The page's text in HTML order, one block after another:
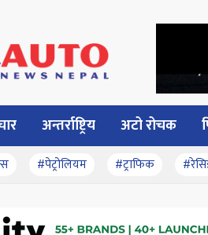
अन्तर्राष्ट्रिय अटो रोचक
#पेट्रोलियम #ट्राफिक